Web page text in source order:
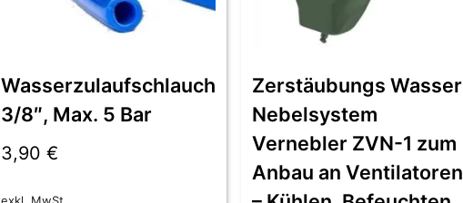
Wasserzulaufschlauch
3/8″, Max. 5 Bar
3,90 €
Zerstäubungs Wasser
Nebelsystem
Vernebler ZVN-1 zum
Anbau an Ventilatoren